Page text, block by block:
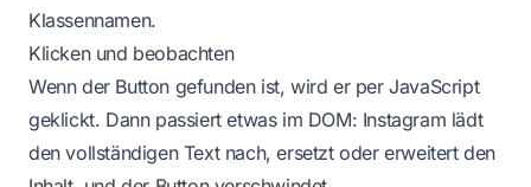
Klassennamen.
Klicken und beobachten
Wenn der Button gefunden ist, wird er per JavaScript
geklickt. Dann passiert etwas im DOM: Instagram lädt
den vollständigen Text nach, ersetzt oder erweitert den